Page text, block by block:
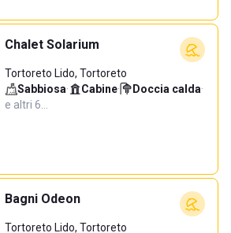
Chalet Solarium
Tortoreto Lido, Tortoreto
Sabbiosa· Cabine· Doccia calda·
e altri 6…
Bagni Odeon
Tortoreto Lido, Tortoreto